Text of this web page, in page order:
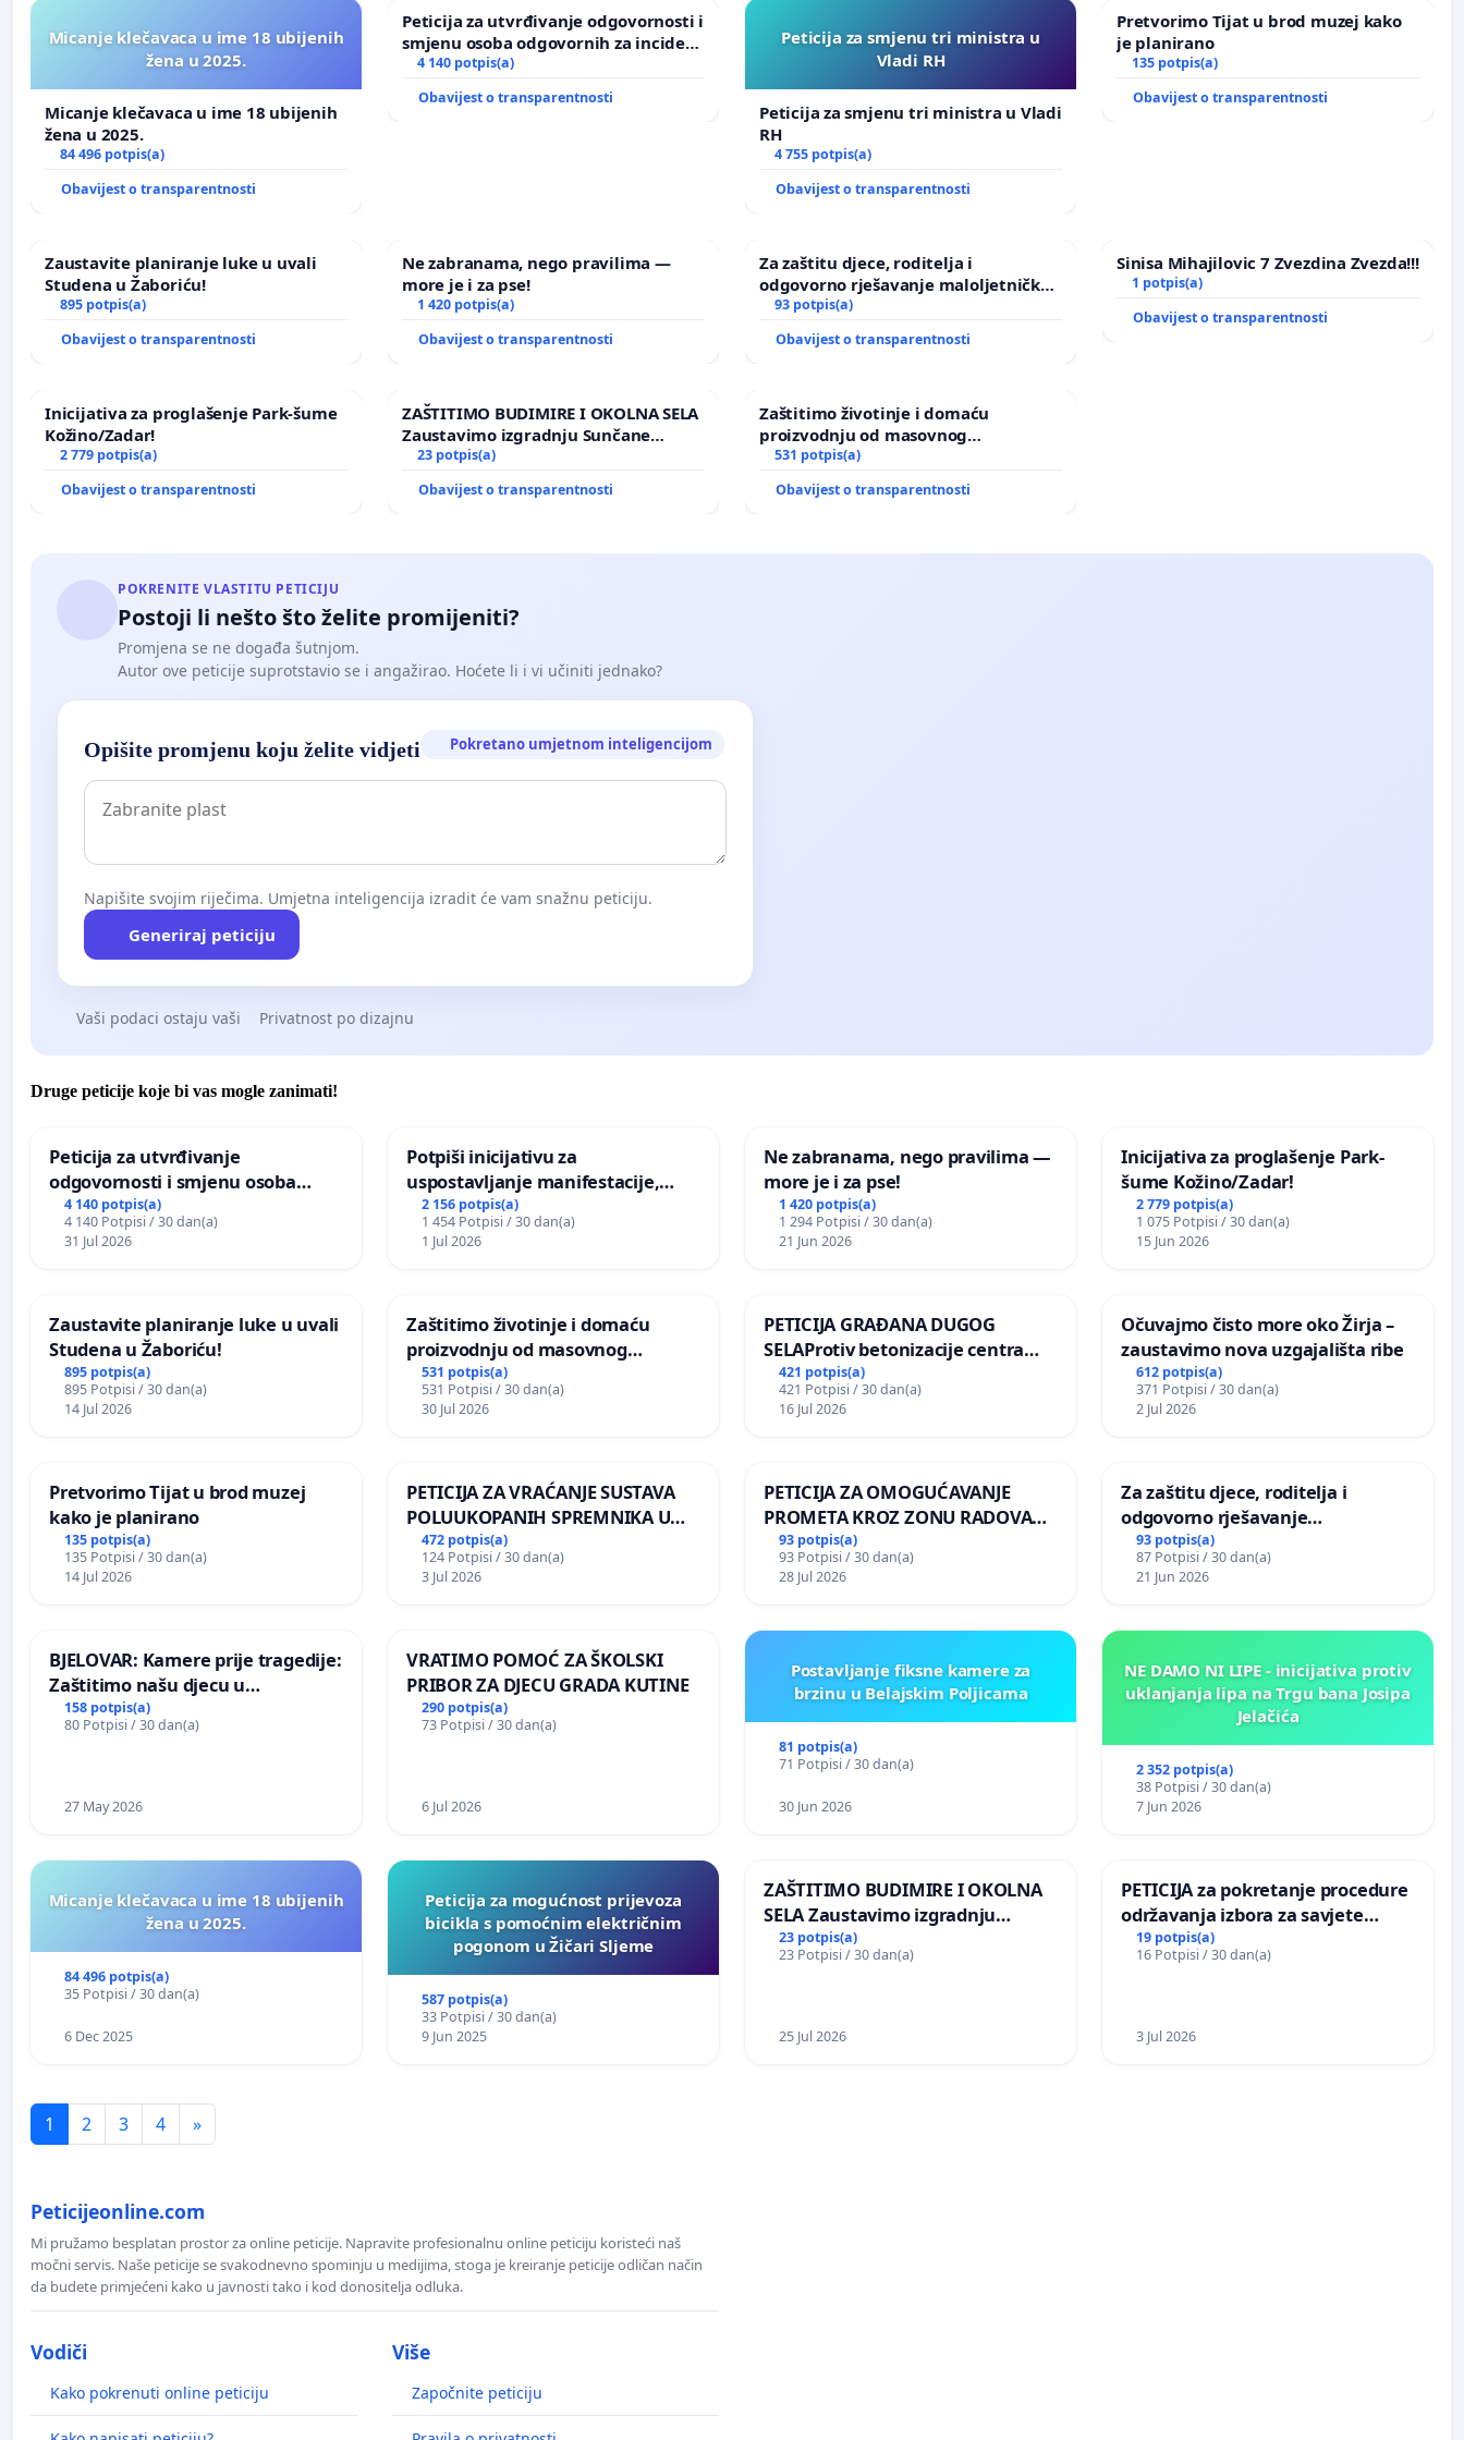
Micanje klečavaca u ime 18 ubijenih
žena u 2025.
Micanje klečavaca u ime 18 ubijenih
žena u 2025.
84 496 potpis(a)
Obavijest o transparentnosti
Peticija za utvrđivanje odgovornosti i
smjenu osoba odgovornih za incident
u Zoološkom vrtu Grada Zagreba
4 140 potpis(a)
Obavijest o transparentnosti
Peticija za smjenu tri ministra u
Vladi RH
Peticija za smjenu tri ministra u Vladi
RH
4 755 potpis(a)
Obavijest o transparentnosti
Pretvorimo Tijat u brod muzej kako
je planirano
135 potpis(a)
Obavijest o transparentnosti
Zaustavite planiranje luke u uvali
Studena u Žaboriću!
895 potpis(a)
Obavijest o transparentnosti
Ne zabranama, nego pravilima —
more je i za pse!
1 420 potpis(a)
Obavijest o transparentnosti
Za zaštitu djece, roditelja i
odgovorno rješavanje maloljetničkog
nasilja
93 potpis(a)
Obavijest o transparentnosti
Sinisa Mihajilovic 7 Zvezdina Zvezda!!!
1 potpis(a)
Obavijest o transparentnosti
Inicijativa za proglašenje Park-šume
Kožino/Zadar!
2 779 potpis(a)
Obavijest o transparentnosti
ZAŠTITIMO BUDIMIRE I OKOLNA SELA
Zaustavimo izgradnju Sunčane
elektrane Vedrine na području
23 potpis(a)
Obavijest o transparentnosti
Zaštitimo životinje i domaću
proizvodnju od masovnog
uništavanja zbog afričke svinjske
531 potpis(a)
Obavijest o transparentnosti
POKRENITE VLASTITU PETICIJU
Postoji li nešto što želite promijeniti?
Promjena se ne događa šutnjom.
Autor ove peticije suprotstavio se i angažirao. Hoćete li i vi učiniti jednako?
Opišite promjenu koju želite vidjeti Pokretano umjetnom inteligencijom
Napišite svojim riječima. Umjetna inteligencija izradit će vam snažnu peticiju.
Generiraj peticiju
Vaši podaci ostaju vaši Privatnost po dizajnu
Druge peticije koje bi vas mogle zanimati!
Peticija za utvrđivanje
odgovornosti i smjenu osoba
odgovornih za incident u
Zoološkom vrtu Grada Zagreba
4 140 potpis(a)
4 140 Potpisi / 30 dan(a)
31 Jul 2026
Potpiši inicijativu za
uspostavljanje manifestacije,
godišnje nagrade ili drugog
javnog događaja „Edin Avdić“ u
Sarajevu
2 156 potpis(a)
1 454 Potpisi / 30 dan(a)
1 Jul 2026
Ne zabranama, nego pravilima —
more je i za pse!
1 420 potpis(a)
1 294 Potpisi / 30 dan(a)
21 Jun 2026
Inicijativa za proglašenje Park-
šume Kožino/Zadar!
2 779 potpis(a)
1 075 Potpisi / 30 dan(a)
15 Jun 2026
Zaustavite planiranje luke u uvali
Studena u Žaboriću!
895 potpis(a)
895 Potpisi / 30 dan(a)
14 Jul 2026
Zaštitimo životinje i domaću
proizvodnju od masovnog
uništavanja zbog afričke svinjske
kuge
531 potpis(a)
531 Potpisi / 30 dan(a)
30 Jul 2026
PETICIJA GRAĐANA DUGOG
SELAProtiv betonizacije centra
grada i za očuvanje postojećih
zelenih površina i odraslih stabala
pri donošenju izmjena
421 potpis(a)
421 Potpisi / 30 dan(a)
16 Jul 2026
Očuvajmo čisto more oko Žirja –
zaustavimo nova uzgajališta ribe
612 potpis(a)
371 Potpisi / 30 dan(a)
2 Jul 2026
Pretvorimo Tijat u brod muzej
kako je planirano
135 potpis(a)
135 Potpisi / 30 dan(a)
14 Jul 2026
PETICIJA ZA VRAĆANJE SUSTAVA
POLUUKOPANIH SPREMNIKA U
NASELJU KOLANJSKI GAJAC
472 potpis(a)
124 Potpisi / 30 dan(a)
3 Jul 2026
PETICIJA ZA OMOGUĆAVANJE
PROMETA KROZ ZONU RADOVA
ZA STANOVNIKE Mjesnog odbora
Kamensko i Lemić Brdo
93 potpis(a)
93 Potpisi / 30 dan(a)
28 Jul 2026
Za zaštitu djece, roditelja i
odgovorno rješavanje
maloljetničkog nasilja
93 potpis(a)
87 Potpisi / 30 dan(a)
21 Jun 2026
BJELOVAR: Kamere prije tragedije:
Zaštitimo našu djecu u
Vukovarskoj!
158 potpis(a)
80 Potpisi / 30 dan(a)
27 May 2026
VRATIMO POMOĆ ZA ŠKOLSKI
PRIBOR ZA DJECU GRADA KUTINE
290 potpis(a)
73 Potpisi / 30 dan(a)
6 Jul 2026
Postavljanje fiksne kamere za
brzinu u Belajskim Poljicama
81 potpis(a)
71 Potpisi / 30 dan(a)
30 Jun 2026
NE DAMO NI LIPE - inicijativa protiv
uklanjanja lipa na Trgu bana Josipa
Jelačića
2 352 potpis(a)
38 Potpisi / 30 dan(a)
7 Jun 2026
Micanje klečavaca u ime 18 ubijenih
žena u 2025.
84 496 potpis(a)
35 Potpisi / 30 dan(a)
6 Dec 2025
Peticija za mogućnost prijevoza
bicikla s pomoćnim električnim
pogonom u Žičari Sljeme
587 potpis(a)
33 Potpisi / 30 dan(a)
9 Jun 2025
ZAŠTITIMO BUDIMIRE I OKOLNA
SELA Zaustavimo izgradnju
Sunčane elektrane Vedrine na
području Ugljana
23 potpis(a)
23 Potpisi / 30 dan(a)
25 Jul 2026
PETICIJA za pokretanje procedure
održavanja izbora za savjete
mjesnih zajednica u Općini
Bugojno
19 potpis(a)
16 Potpisi / 30 dan(a)
3 Jul 2026
1 2 3 4 »
Peticijeonline.com
Mi pružamo besplatan prostor za online peticije. Napravite profesionalnu online peticiju koristeći naš
močni servis. Naše peticije se svakodnevno spominju u medijima, stoga je kreiranje peticije odličan način
da budete primjećeni kako u javnosti tako i kod donositelja odluka.
Vodiči
Kako pokrenuti online peticiju
Više
Započnite peticiju